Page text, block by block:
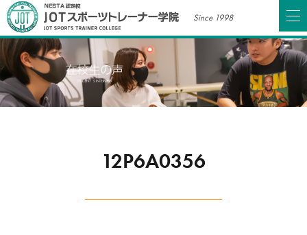
Since 1998
12P6A0356